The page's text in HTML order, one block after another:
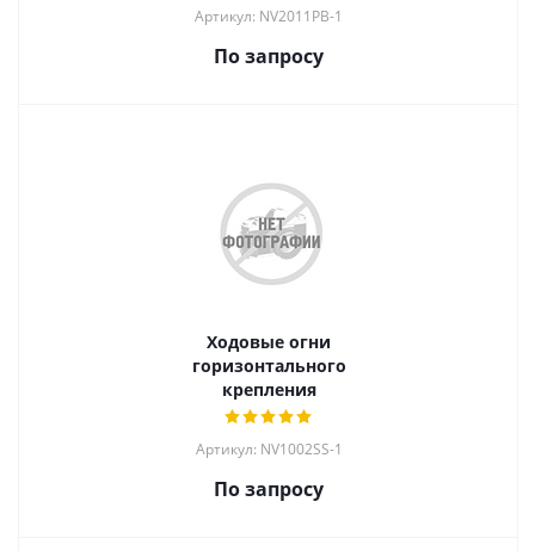
Артикул: NV2011PB-1
По запросу
Ходовые огни
горизонтального
крепления
Артикул: NV1002SS-1
По запросу